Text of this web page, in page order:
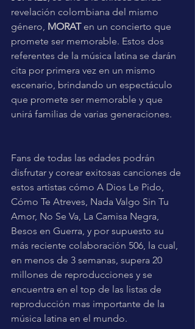
revelación colombiana del mismo
género, MORAT en un concierto que
promete ser memorable. Estos dos
referentes de la música latina se darán
cita por primera vez en un mismo
escenario, brindando un espectáculo
que promete ser memorable y que
unirá familias de varias generaciones.
Fans de todas las edades podrán
disfrutar y corear exitosas canciones de
estos artistas cómo A Dios Le Pido,
Cómo Te Atreves, Nada Valgo Sin Tu
Amor, No Se Va, La Camisa Negra,
Besos en Guerra, y por supuesto su
más reciente colaboración 506, la cual,
en menos de 3 semanas, supera 20
millones de reproducciones y se
encuentra en el top de las listas de
reproducción mas importante de la
música latina en el mundo.